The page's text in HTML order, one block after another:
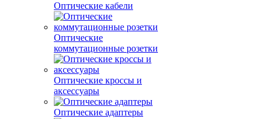
Оптические кабели
Оптические
коммутационные розетки
Оптические кроссы и
аксессуары
Оптические адаптеры